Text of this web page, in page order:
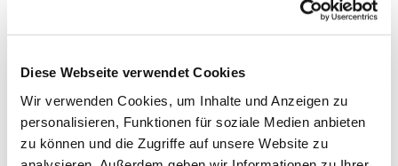
Diese Webseite verwendet Cookies
Wir verwenden Cookies, um Inhalte und Anzeigen zu
personalisieren, Funktionen für soziale Medien anbieten
zu können und die Zugriffe auf unsere Website zu
anschließendem Neujahrsempfang nach St.
Ausblick
um 9:00 Uhr die Heilige Messe, anschließend
Haussegnung und Lektorenrunde.
Sternsinger